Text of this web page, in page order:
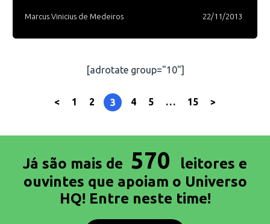
Marcus Vinicius de Medeiros 22/11/2013
[adrotate group="10"]
< 1 2 3 4 5 … 15 >
Já são mais de 570
leitores e
ouvintes que apoiam o Universo
HQ! Entre neste time!